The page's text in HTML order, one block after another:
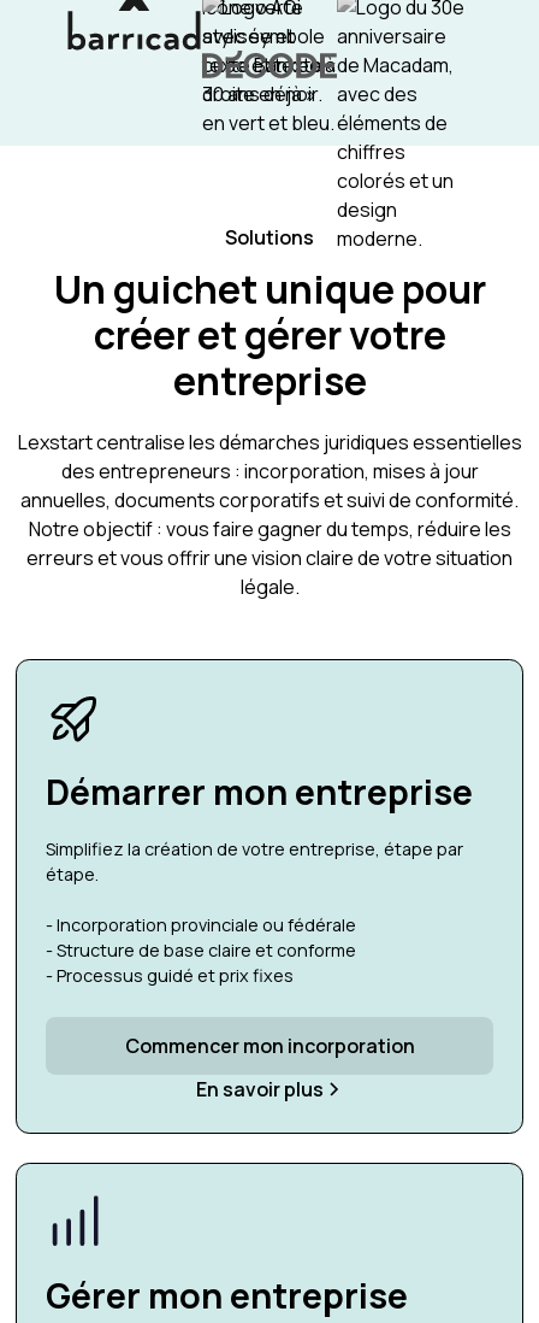
Solutions
Un guichet unique pour
créer et gérer votre
entreprise
Lexstart centralise les démarches juridiques essentielles
des entrepreneurs : incorporation, mises à jour
annuelles, documents corporatifs et suivi de conformité.
Notre objectif : vous faire gagner du temps, réduire les
erreurs et vous offrir une vision claire de votre situation
légale.
Démarrer mon entreprise
Simplifiez la création de votre entreprise, étape par
étape.
- Incorporation provinciale ou fédérale
- Structure de base claire et conforme
- Processus guidé et prix fixes
Commencer mon incorporation
En savoir plus
Gérer mon entreprise